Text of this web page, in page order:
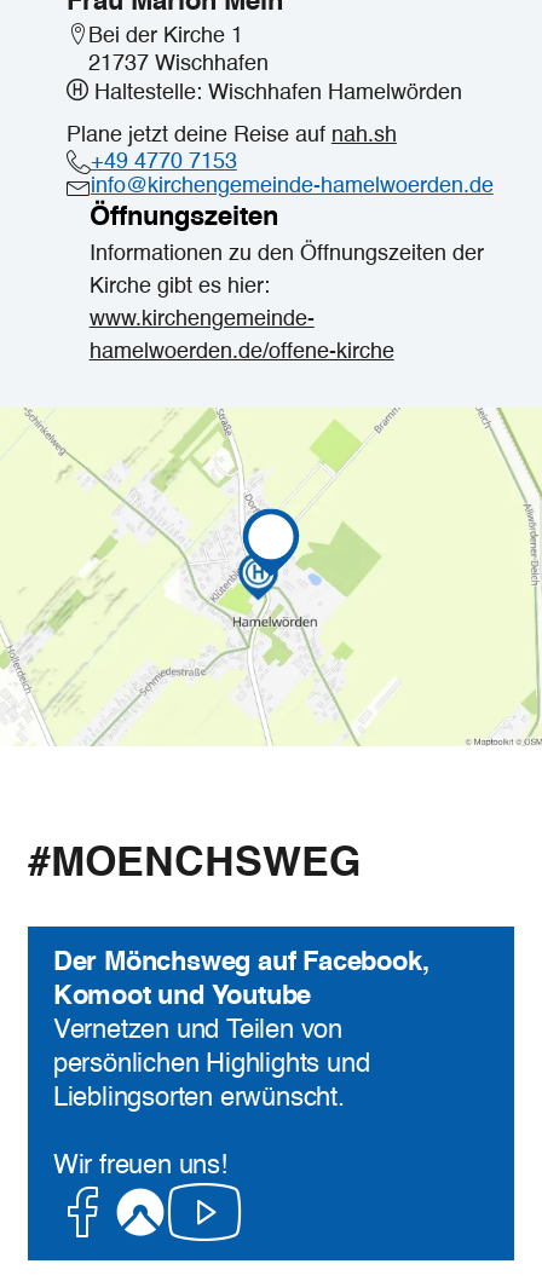
Bei der Kirche 1
21737 Wischhafen
Haltestelle: Wischhafen Hamelwörden
Plane jetzt deine Reise auf nah.sh
+49 4770 7153
info@kirchengemeinde-hamelwoerden.de
Öffnungszeiten
Informationen zu den Öffnungszeiten der
Kirche gibt es hier:
www.kirchengemeinde-
hamelwoerden.de/offene-kirche
#MOENCHSWEG
Der Mönchsweg auf Facebook,
Komoot und Youtube
Vernetzen und Teilen von
persönlichen Highlights und
Lieblingsorten erwünscht.
Wir freuen uns!
Facebook
KomootYoutube